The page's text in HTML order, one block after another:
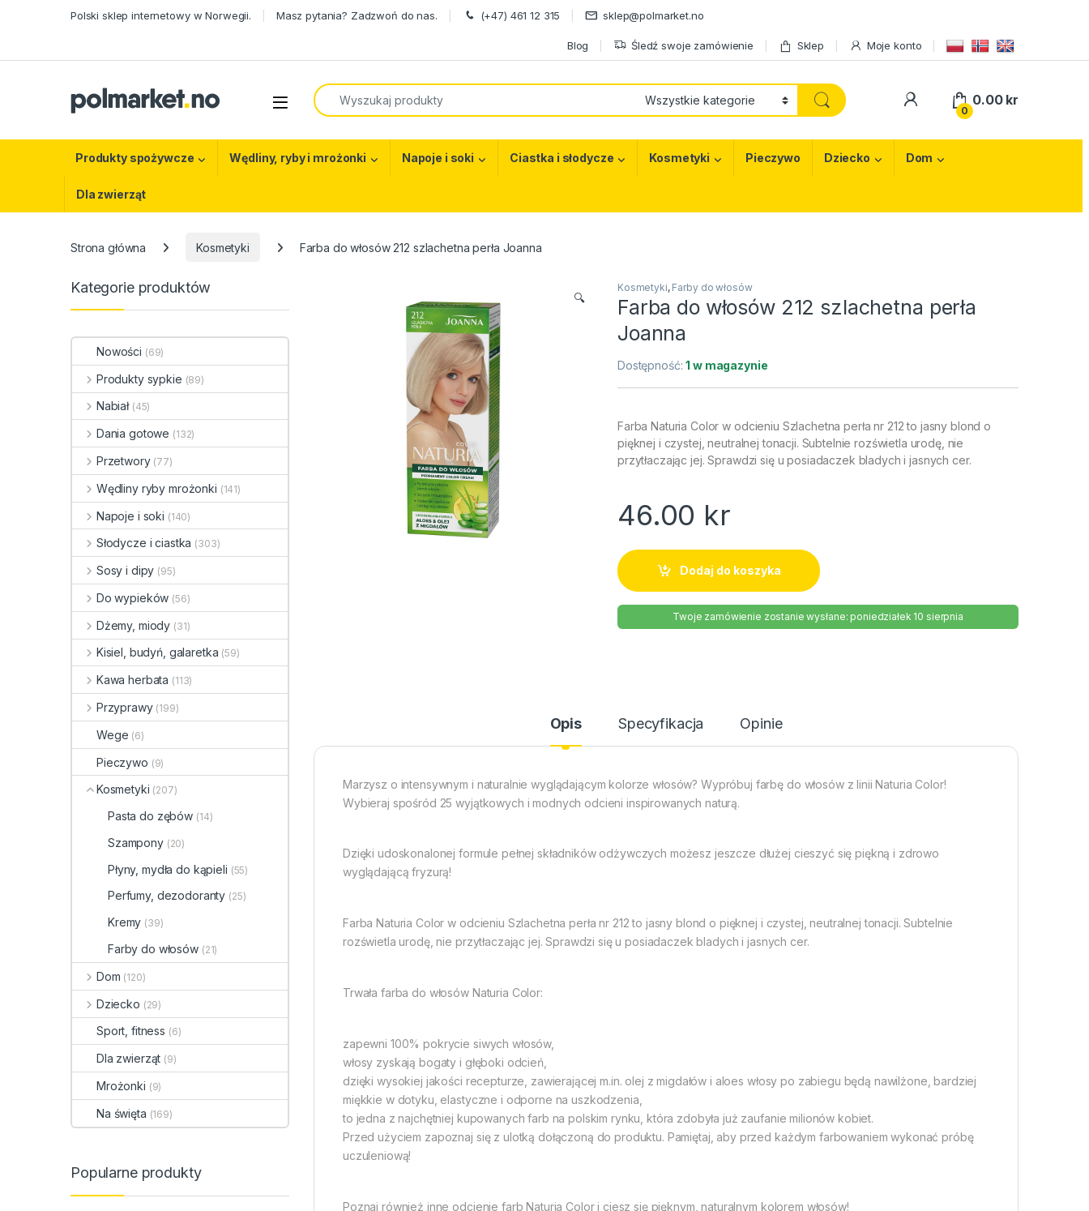
Polski sklep internetowy w Norwegii. Masz pytania? Zadzwoń do nas. (+47) 461 12 315 sklep@polmarket.no
Blog Śledź swoje zamówienie Sklep Moje konto
Open
Search for:
My Account
0
0.00 kr
Produkty spożywcze Wędliny, ryby i mrożonki Napoje i soki Ciastka i słodycze Kosmetyki Pieczywo Dziecko Dom
Dla zwierząt
Strona główna Kosmetyki Farba do włosów 212 szlachetna perła Joanna
🔍
Kosmetyki, Farby do włosów
Farba do włosów 212 szlachetna perła
Joanna
Dostępność:1 w magazynie
Farba Naturia Color w odcieniu Szlachetna perła nr 212 to jasny blond o
pięknej i czystej, neutralnej tonacji. Subtelnie rozświetla urodę, nie
przytłaczając jej. Sprawdzi się u posiadaczek bladych i jasnych cer.
46.00 kr
Dodaj do koszyka
Twoje zamówienie zostanie wysłane: poniedziałek 10 sierpnia
Opis Specyfikacja Opinie
Marzysz o intensywnym i naturalnie wyglądającym kolorze włosów? Wypróbuj farbę do włosów z linii Naturia Color!
Wybieraj spośród 25 wyjątkowych i modnych odcieni inspirowanych naturą.
Dzięki udoskonalonej formule pełnej składników odżywczych możesz jeszcze dłużej cieszyć się piękną i zdrowo
wyglądającą fryzurą!
Farba Naturia Color w odcieniu Szlachetna perła nr 212 to jasny blond o pięknej i czystej, neutralnej tonacji. Subtelnie
rozświetla urodę, nie przytłaczając jej. Sprawdzi się u posiadaczek bladych i jasnych cer.
Trwała farba do włosów Naturia Color:
zapewni 100% pokrycie siwych włosów,
włosy zyskają bogaty i głęboki odcień,
dzięki wysokiej jakości recepturze, zawierającej m.in. olej z migdałów i aloes włosy po zabiegu będą nawilżone, bardziej
miękkie w dotyku, elastyczne i odporne na uszkodzenia,
to jedna z najchętniej kupowanych farb na polskim rynku, która zdobyła już zaufanie milionów kobiet.
Przed użyciem zapoznaj się z ulotką dołączoną do produktu. Pamiętaj, aby przed każdym farbowaniem wykonać próbę
uczuleniową!
Poznaj również inne odcienie farb Naturia Color i ciesz się pięknym, naturalnym kolorem włosów!
Kategorie produktów
Nowości (69)
Produkty sypkie (89)
Nabiał (45)
Dania gotowe (132)
Przetwory (77)
Wędliny ryby mrożonki (141)
Napoje i soki (140)
Słodycze i ciastka (303)
Sosy i dipy (95)
Do wypieków (56)
Dżemy, miody (31)
Kisiel, budyń, galaretka (59)
Kawa herbata (113)
Przyprawy (199)
Wege (6)
Pieczywo (9)
Kosmetyki (207)
Pasta do zębów (14)
Szampony (20)
Płyny, mydła do kąpieli (55)
Perfumy, dezodoranty (25)
Kremy (39)
Farby do włosów (21)
Dom (120)
Dziecko (29)
Sport, fitness (6)
Dla zwierząt (9)
Mrożonki (9)
Na święta (169)
Popularne produkty